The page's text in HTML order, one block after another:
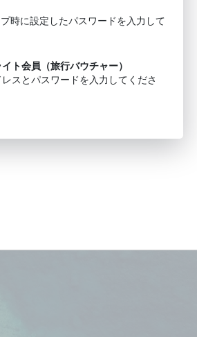
時に設定したパスワードを入力して
ト会員（旅行バウチャー）
スとパスワードを入力してくださ